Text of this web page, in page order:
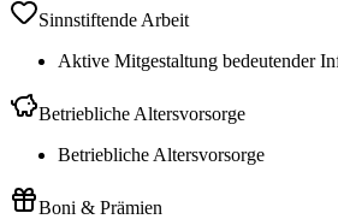
Sinnstiftende Arbeit
Aktive Mitgestaltung bedeutender
Betriebliche Altersvorsorge
Betriebliche Altersvorsorge
Boni & Prämien